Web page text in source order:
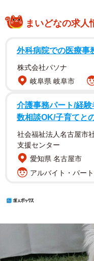
まいどなの求人
外科病院での医療事
株式会社パソナ
岐阜県 岐阜市
介護事務パート/経
数相談OK/子育てと
社会福祉法人名古屋市
支援センター
愛知県 名古屋市
アルバイト・パー